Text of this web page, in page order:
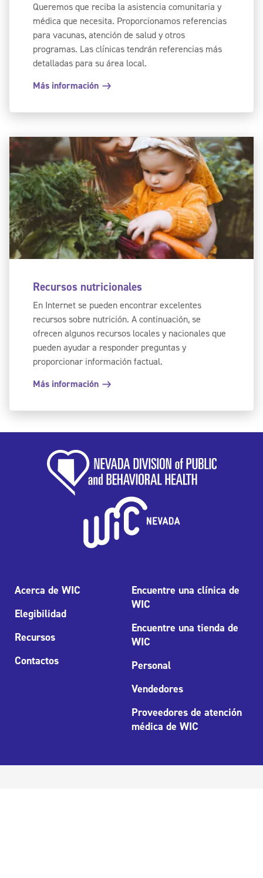
Queremos que reciba la asistencia comunitaria y
médica que necesita. Proporcionamos referencias
para vacunas, atención de salud y otros
programas. Las clínicas tendrán referencias más
detalladas para su área local.
Más información
Recursos nutricionales
En Internet se pueden encontrar excelentes
recursos sobre nutrición. A continuación, se
ofrecen algunos recursos locales y nacionales que
pueden ayudar a responder preguntas y
proporcionar información factual.
Más información
Acerca de WIC
Elegibilidad
Recursos
Contactos
Encuentre una clínica de
WIC
Encuentre una tienda de
WIC
Personal
Vendedores
Proveedores de atención
médica de WIC